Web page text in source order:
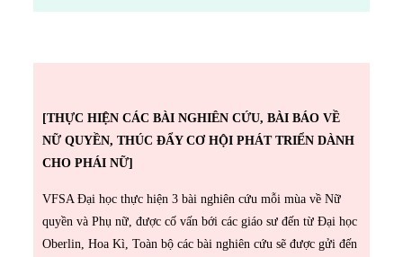
[THỰC HIỆN CÁC BÀI NGHIÊN CỨU, BÀI BÁO VỀ
NỮ QUYỀN, THÚC ĐẨY CƠ HỘI PHÁT TRIỂN DÀNH
CHO PHÁI NỮ]
VFSA Đại học thực hiện 3 bài nghiên cứu mỗi mùa về Nữ
quyền và Phụ nữ, được cố vấn bới các giáo sư đến từ Đại học
Oberlin, Hoa Kì, Toàn bộ các bài nghiên cứu sẽ được gửi đến